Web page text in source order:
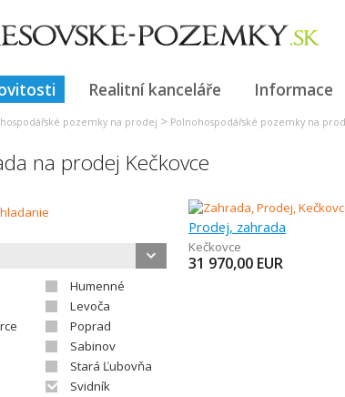
Realitní kanceláře Informace
pozemky na prodej > Polnohospodářské pozemky na
na prodej Kečkovce
Humenné
Levoča
Poprad
Sabinov
Stará Ľubovňa
Svidník
Prodej, zahrada
Kečkovce
31 970,00 EUR